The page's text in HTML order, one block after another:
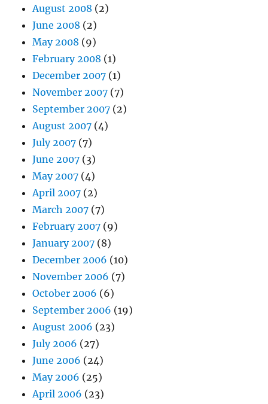
August 2008 (2)
June 2008 (2)
May 2008 (9)
February 2008 (1)
December 2007 (1)
November 2007 (7)
September 2007 (2)
August 2007 (4)
July 2007 (7)
June 2007 (3)
May 2007 (4)
April 2007 (2)
March 2007 (7)
February 2007 (9)
January 2007 (8)
December 2006 (10)
November 2006 (7)
October 2006 (6)
September 2006 (19)
August 2006 (23)
July 2006 (27)
June 2006 (24)
May 2006 (25)
April 2006 (23)